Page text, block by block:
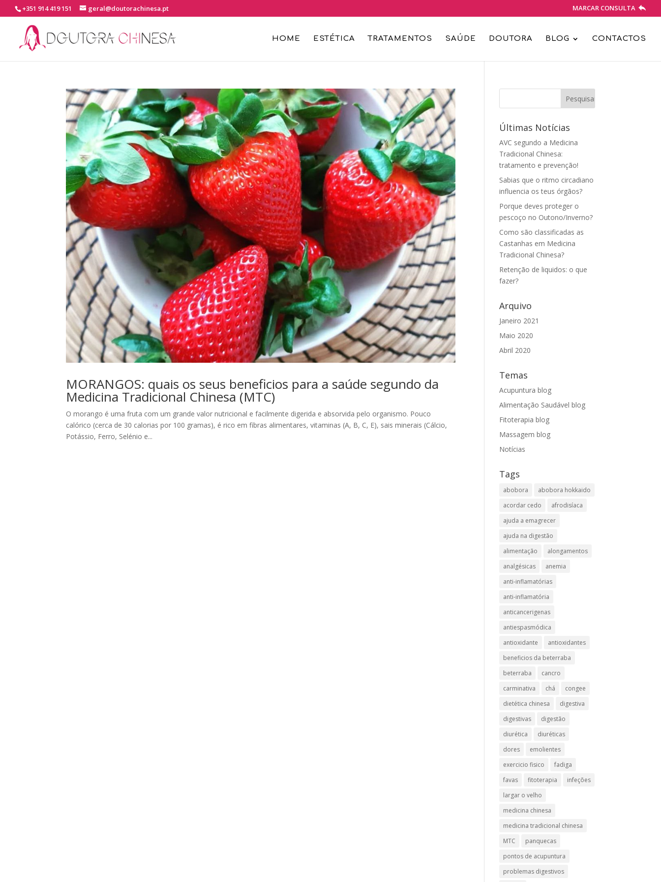
+351 914 419 151 geral@doutorachinesa.pt MARCAR CONSULTA
HOME ESTÉTICA TRATAMENTOS SAÚDE DOUTORA BLOG CONTACTOS
MORANGOS: quais os seus beneficios para a saúde segundo da
Medicina Tradicional Chinesa (MTC)
O morango é uma fruta com um grande valor nutricional e facilmente digerida e absorvida pelo organismo. Pouco
calórico (cerca de 30 calorias por 100 gramas), é rico em fibras alimentares, vitaminas (A, B, C, E), sais minerais (Cálcio,
Potássio, Ferro, Selénio e...
Últimas Notícias
AVC segundo a Medicina
Tradicional Chinesa:
tratamento e prevenção!
Sabias que o ritmo circadiano
influencia os teus órgãos?
Porque deves proteger o
pescoço no Outono/Inverno?
Como são classificadas as
Castanhas em Medicina
Tradicional Chinesa?
Retenção de liquidos: o que
fazer?
Arquivo
Janeiro 2021
Maio 2020
Abril 2020
Temas
Acupuntura blog
Alimentação Saudável blog
Fitoterapia blog
Massagem blog
Notícias
Tags
abobora
abobora hokkaido
acordar cedo
afrodisíaca
ajuda a emagrecer
ajuda na digestão
alimentação
alongamentos
analgésicas
anemia
anti-inflamatórias
anti-inflamatória​
anticancerigenas
antiespasmódica
antioxidante
antioxidantes
beneficios da beterraba
beterraba
cancro
carminativa
chá
congee
dietética chinesa
digestiva
digestivas
digestão
diurética
diuréticas​
dores
emolientes
exercicio fisico
fadiga
favas
fitoterapia
infeções
largar o velho
medicina chinesa
medicina tradicional chinesa
MTC
panquecas
pontos de acupuntura
problemas digestivos